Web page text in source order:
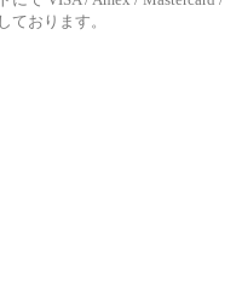
ております。